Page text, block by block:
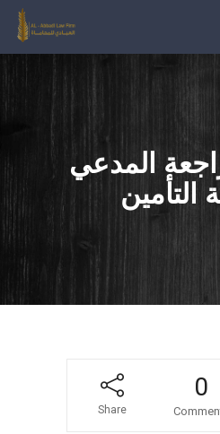
المدعي
التأمين
0
Share